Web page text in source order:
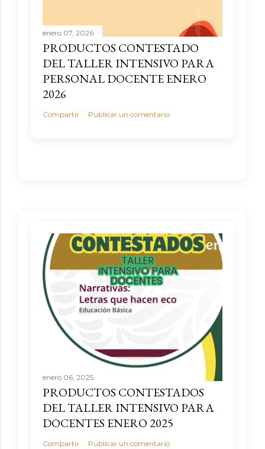
enero 07, 2026
PRODUCTOS CONTESTADO
DEL TALLER INTENSIVO PARA
PERSONAL DOCENTE ENERO
2026
Compartir Publicar un comentario
enero 06, 2025
PRODUCTOS CONTESTADOS
DEL TALLER INTENSIVO PARA
DOCENTES ENERO 2025
Compartir Publicar un comentario